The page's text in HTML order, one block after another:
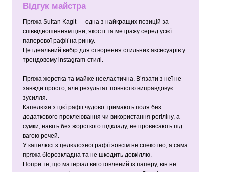
Відгук майстра
Пряжа Sultan Kagit — одна з найкращих позицій за
співвідношенням ціни, якості та метражу серед усієї
паперової рафії на ринку.
Це ідеальний вибір для створення стильних аксесуарів у
трендовому instagram-стилі.
Пряжа жорстка та майже нееластична. В’язати з неї не
завжди просто, але результат повністю виправдовує
зусилля.
Капелюхи з цієї рафії чудово тримають поля без
додаткового проклеювання чи використання регіліну, а
сумки, навіть без жорсткого підкладу, не провисають під
вагою речей.
У капелюсі з целюлозної рафії зовсім не спекотно, а сама
пряжа біорозкладна та не шкодить довкіллю.
Попри те, що матеріал виготовлений із паперу, він не